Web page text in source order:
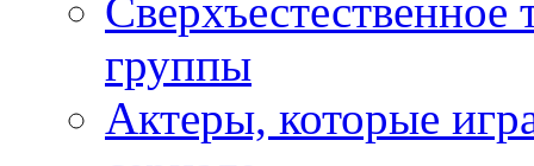
Сверхъестественное
группы
Актеры, которые